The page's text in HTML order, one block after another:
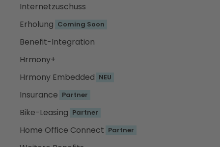
Internetzuschuss
Erholung Coming Soon
Benefit-Integration
Hrmony+
Hrmony Embedded NEU
Insurance Partner
Bike-Leasing Partner
Home Office Connect Partner